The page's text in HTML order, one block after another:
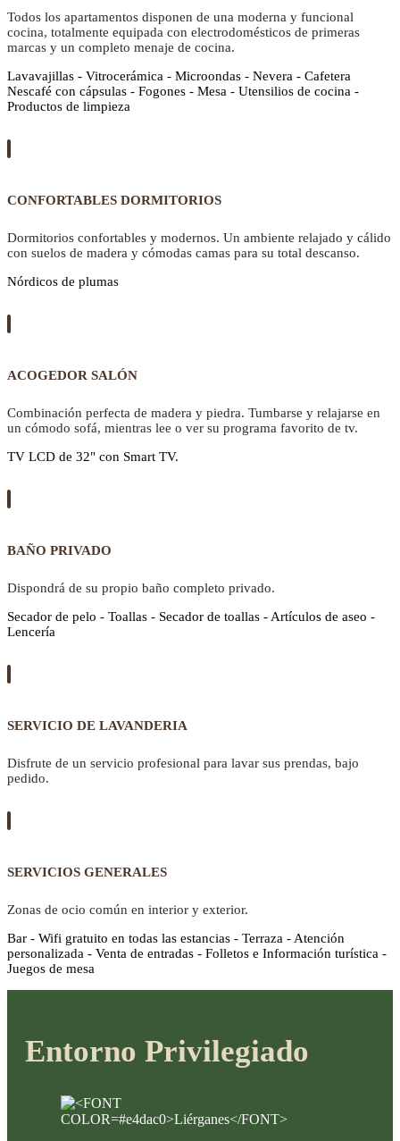
Todos los apartamentos disponen de una moderna y funcional
cocina, totalmente equipada con electrodomésticos de primeras
marcas y un completo menaje de cocina.
Lavavajillas - Vitrocerámica - Microondas - Nevera - Cafetera
Nescafé con cápsulas - Fogones - Mesa - Utensilios de cocina -
Productos de limpieza
CONFORTABLES DORMITORIOS
Dormitorios confortables y modernos. Un ambiente relajado y cálido
con suelos de madera y cómodas camas para su total descanso.
Nórdicos de plumas
ACOGEDOR SALÓN
Combinación perfecta de madera y piedra. Tumbarse y relajarse en
un cómodo sofá, mientras lee o ver su programa favorito de tv.
TV LCD de 32" con Smart TV.
BAÑO PRIVADO
Dispondrá de su propio baño completo privado.
Secador de pelo - Toallas - Secador de toallas - Artículos de aseo -
Lencería
SERVICIO DE LAVANDERIA
Disfrute de un servicio profesional para lavar sus prendas, bajo
pedido.
SERVICIOS GENERALES
Zonas de ocio común en interior y exterior.
Bar - Wifi gratuito en todas las estancias - Terraza - Atención
personalizada - Venta de entradas - Folletos e Información turística -
Juegos de mesa
Entorno Privilegiado